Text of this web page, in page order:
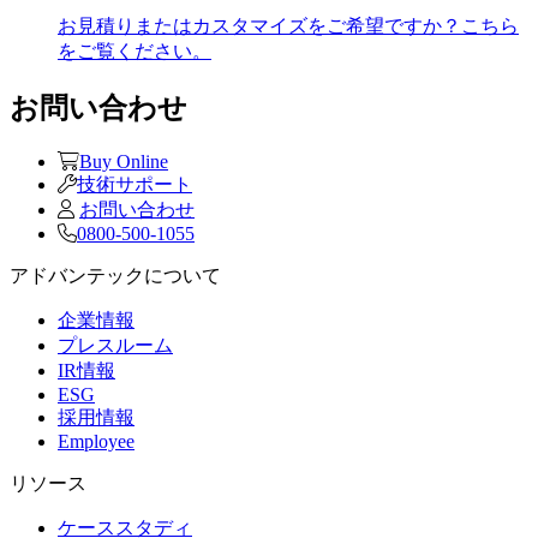
お見積りまたはカスタマイズをご希望ですか？こちら
をご覧ください。
お問い合わせ
Buy Online
技術サポート
お問い合わせ
0800-500-1055
アドバンテックについて
企業情報
プレスルーム
IR情報
ESG
採用情報
Employee
リソース
ケーススタディ